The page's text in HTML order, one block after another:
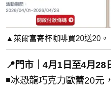
▲萊爾富寄杯咖啡買20送20。
📍門市｜4月1日至4月28
◾冰恐龍巧克力歐蕾20元